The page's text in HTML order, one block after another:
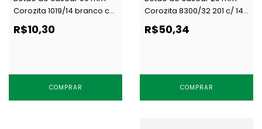
Corozita 1019/14 branco c/
144 un
R$10,30
COMPRAR
Corozita 8300/32 201 c/ 144
R$50,34
COMPRAR